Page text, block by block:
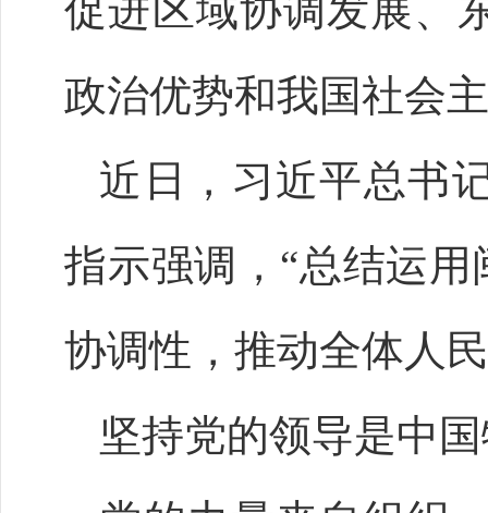
促进区域协调发展、
政治优势和我国社会
近日，习近平总书
指示强调，“总结运
协调性，推动全体人
坚持党的领导是中